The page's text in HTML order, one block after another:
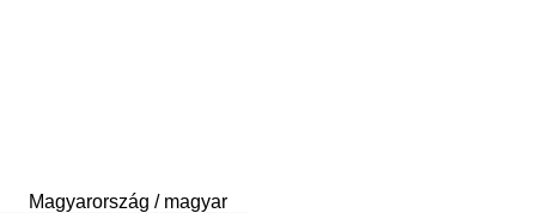
Magyarország / magyar